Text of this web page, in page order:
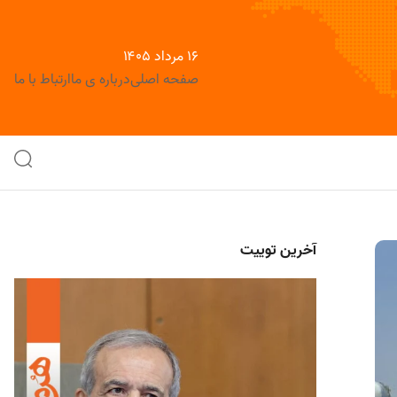
۱۶ مرداد ۱۴۰۵
صفحه اصلیدرباره ی ماارتباط با ما
آخرین توییت